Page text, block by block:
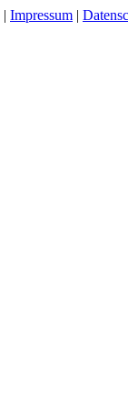
| Impressum |